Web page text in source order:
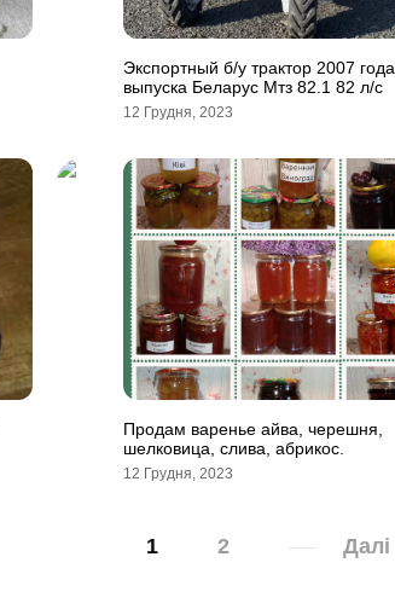
Экспортный б/у трактор 2007 года
выпуска Беларус Мтз 82.1 82 л/с
12 Грудня, 2023
Продам варенье айва, черешня,
шелковица, слива, абрикос.
12 Грудня, 2023
1 2 Далі